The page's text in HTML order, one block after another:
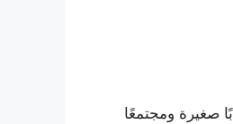
من 35 لغة ، ويضم ألعابًا صغيرة ومجتمعًا